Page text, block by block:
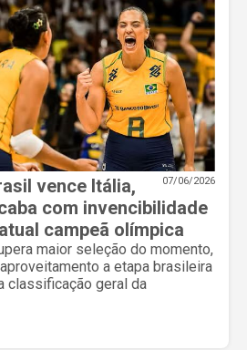
07/06/2026
vence Itália,
com invencibilidade
campeã olímpica
maior seleção do momento,
a etapa brasileira
classificação geral da